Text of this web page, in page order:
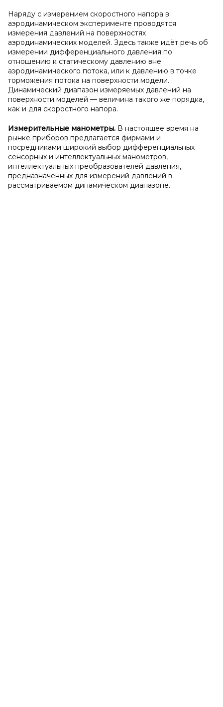
Наряду с измерением скоростного напора в
аэродинамическом эксперименте проводятся
измерения давлений на поверхностях
аэродинамических моделей. Здесь также идёт речь об
измерении дифференциального давления по
отношению к статическому давлению вне
аэродинамического потока, или к давлению в точке
торможения потока на поверхности модели.
Динамический диапазон измеряемых давлений на
поверхности моделей — величина такого же порядка,
как и для скоростного напора.
Измерительные манометры. В настоящее время на
рынке приборов предлагается фирмами и
посредниками широкий выбор дифференциальных
сенсорных и интеллектуальных манометров,
интеллектуальных преобразователей давления,
предназначенных для измерений давлений в
рассматриваемом динамическом диапазоне.